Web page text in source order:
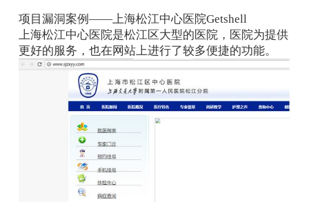
项目漏洞案例——上海松江中心医院Getshell
上海松江中心医院是松江区大型的医院，医院为提供
更好的服务，也在网站上进行了较多便捷的功能。